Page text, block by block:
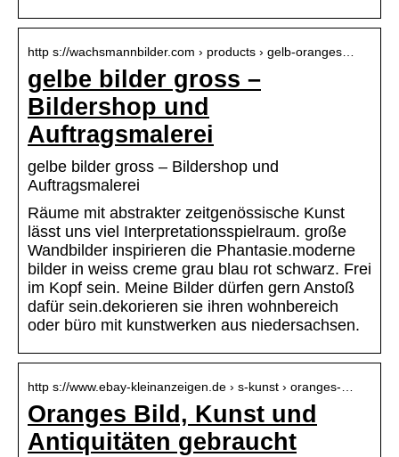
http s://wachsmannbilder.com › products › gelb-oranges…
gelbe bilder gross –
Bildershop und
Auftragsmalerei
gelbe bilder gross – Bildershop und
Auftragsmalerei
Räume mit abstrakter zeitgenössische Kunst
lässt uns viel Interpretationsspielraum. große
Wandbilder inspirieren die Phantasie.moderne
bilder in weiss creme grau blau rot schwarz. Frei
im Kopf sein. Meine Bilder dürfen gern Anstoß
dafür sein.dekorieren sie ihren wohnbereich
oder büro mit kunstwerken aus niedersachsen.
http s://www.ebay-kleinanzeigen.de › s-kunst › oranges-…
Oranges Bild, Kunst und
Antiquitäten gebraucht